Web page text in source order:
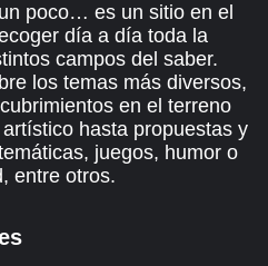
poco… es un sitio en el
día a día toda la
campos del saber.
los temas más diversos,
en el terreno
hasta propuestas y
juegos, humor o
entre otros.